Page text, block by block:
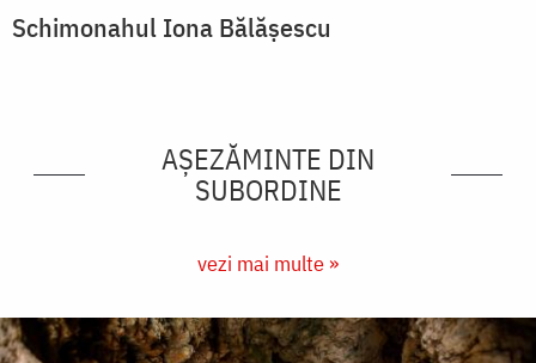
Schimonahul Iona Bălăşescu
AȘEZĂMINTE DIN
SUBORDINE
vezi mai multe »